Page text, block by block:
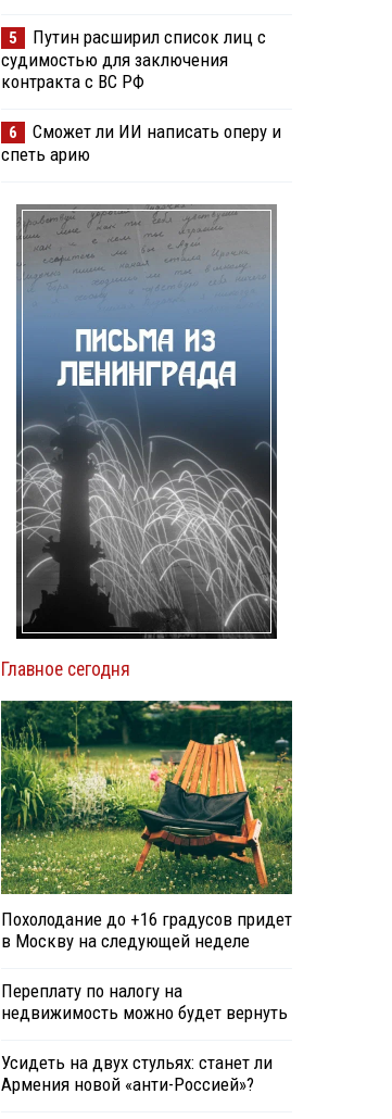
5
Путин расширил список лиц с
судимостью для заключения
контракта с ВС РФ
6
Сможет ли ИИ написать оперу и
спеть арию
Главное сегодня
Похолодание до +16 градусов придет
в Москву на следующей неделе
Переплату по налогу на
недвижимость можно будет вернуть
Усидеть на двух стульях: станет ли
Армения новой «анти-Россией»?